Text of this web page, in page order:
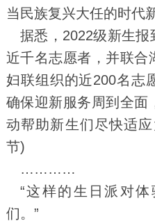
当民族复兴大任的时代
据悉，2022级新生报
近千名志愿者，并联合
妇联组织的近200名志
确保迎新服务周到全面
动帮助新生们尽快适
节)
…………
“这样的生日派对
们。”